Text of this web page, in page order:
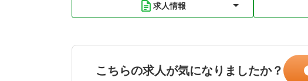
求人情報
こちらの求人が気になりましたか？